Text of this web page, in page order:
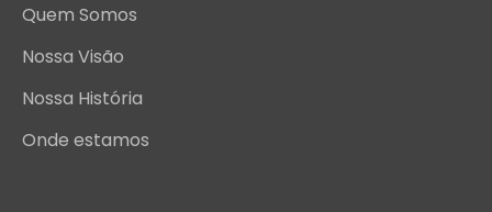
Quem Somos
Nossa Visão
Nossa História
Onde estamos